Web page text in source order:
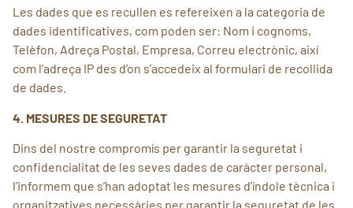
Les dades que es recullen es refereixen a la categoria de
dades identificatives, com poden ser: Nom i cognoms,
Telèfon, Adreça Postal, Empresa, Correu electrònic, així
com l’adreça IP des d’on s’accedeix al formulari de recollida
de dades.
4. MESURES DE SEGURETAT
Dins del nostre compromís per garantir la seguretat i
confidencialitat de les seves dades de caràcter personal,
l’informem que s’han adoptat les mesures d’índole tècnica i
organitzatives necessàries per garantir la seguretat de les